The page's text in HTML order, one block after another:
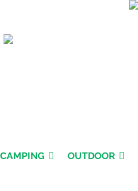
CAMPING OUTDOOR